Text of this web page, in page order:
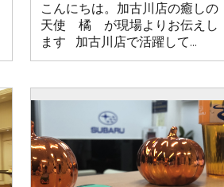
こんにちは。加古川店の癒しの
天使 橘 が現場よりお伝えし
ます 加古川店で活躍して...